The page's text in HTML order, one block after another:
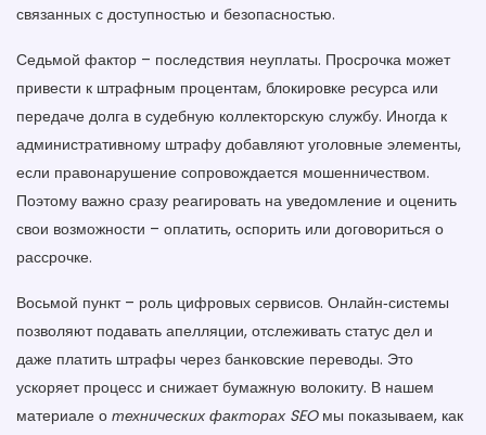
связанных с доступностью и безопасностью.
Седьмой фактор – последствия неуплаты. Просрочка может
привести к штрафным процентам, блокировке ресурса или
передаче долга в судебную коллекторскую службу. Иногда к
административному штрафу добавляют уголовные элементы,
если правонарушение сопровождается мошенничеством.
Поэтому важно сразу реагировать на уведомление и оценить
свои возможности – оплатить, оспорить или договориться о
рассрочке.
Восьмой пункт – роль цифровых сервисов. Онлайн‑системы
позволяют подавать апелляции, отслеживать статус дел и
даже платить штрафы через банковские переводы. Это
ускоряет процесс и снижает бумажную волокиту. В нашем
материале о технических факторах SEOмы показываем, как